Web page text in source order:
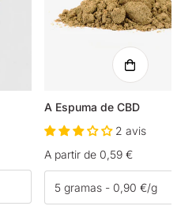
A Espuma de CBD
2 avis
Preço
normal
A partir de 0,59 €